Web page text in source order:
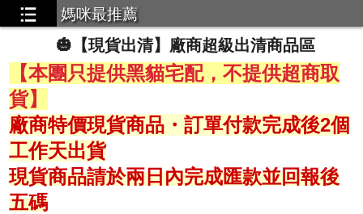
媽咪最推薦
米 大耳狗 假裝哥吉拉...3
LHELBIE 絕對一眼就被吸引的質感穿著
專業LED燈...2
梳 全球首創全頭循環按摩梳
蟎噴霧...3
🎃【現貨出清】廠商超級出清商品區
【本團只提供黑貓宅配，不提供超商取
貨】
廠商特價現貨商品・訂單付款完成後2個
工作天出貨
現貨商品請於兩日內完成匯款並回報後
五碼